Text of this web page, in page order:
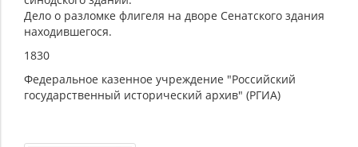
Дело о разломке флигеля на дворе Сенатского здания
находившегося.
1830
Федеральное казенное учреждение "Российский
государственный исторический архив" (РГИА)